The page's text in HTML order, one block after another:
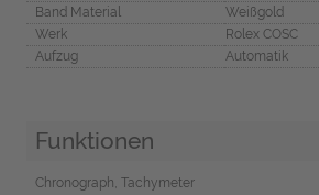
Band Material
Weißgold
Werk
Rolex COSC
Aufzug
Automatik
Funktionen
Chronograph, Tachymeter